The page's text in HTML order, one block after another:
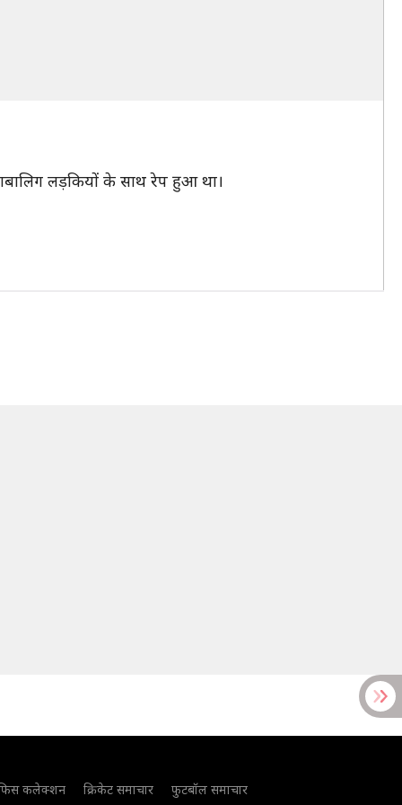
लड़कियों के साथ रेप हुआ था।
कलेक्शन क्रिकेट समाचार फुटबॉल समाचार